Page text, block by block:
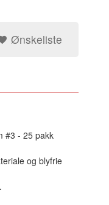
Ønskeliste
#3 - 25 pakk
og blyfrie